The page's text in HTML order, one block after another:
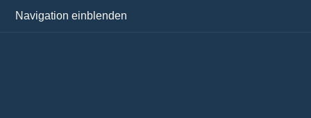
Navigation einblenden